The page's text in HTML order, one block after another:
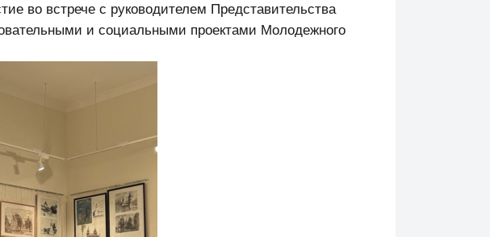
во встрече с руководителем Представительства
и социальными проектами Молодежного